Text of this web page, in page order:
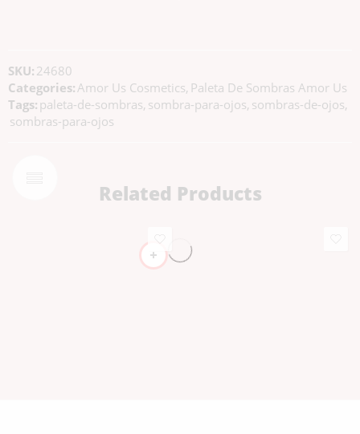
SKU: 24680
Categories:Amor Us Cosmetics, Paleta De Sombras Amor Us
Tags: paleta-de-sombras, sombra-para-ojos, sombras-de-ojos,
sombras-para-ojos
Related Products